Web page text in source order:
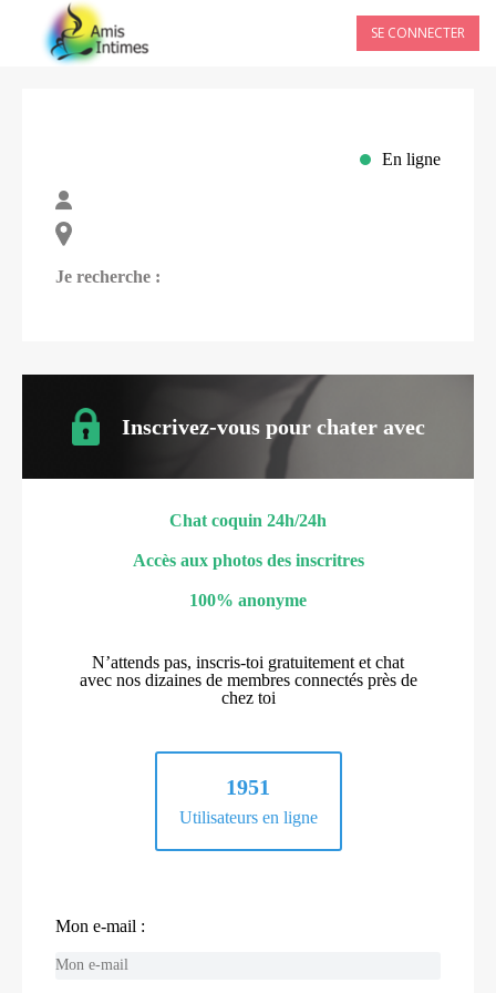
SE CONNECTER
En ligne
Je recherche :
Inscrivez-vous pour chater avec
Chat coquin 24h/24h
Accès aux photos des inscritres
100% anonyme
N’attends pas, inscris-toi gratuitement et chat
avec nos dizaines de membres connectés près de
chez toi
1951
Utilisateurs en ligne
Mon e-mail :